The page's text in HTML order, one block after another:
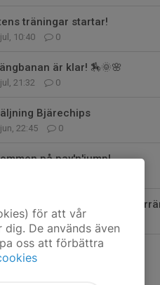
träningar startar!
10:40 0
är klar! 🏇🌞🌸
21:32 0
Bjärechips
22:45 0
på pay'n'jump!
bygger vi klubbens egna
21:35 0
för att vår
De används även
oss att förbättra